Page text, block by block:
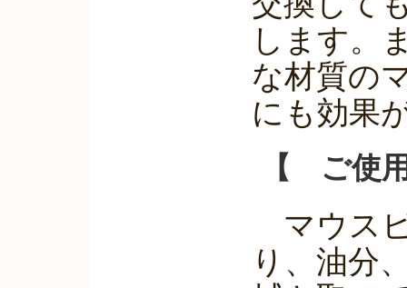
します。
な材質の
にも効果
【 ご使
マウス
り、油分